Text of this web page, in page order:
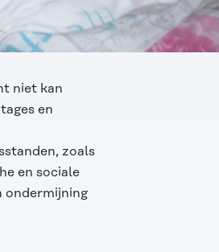
niet kan
en
zoals
en sociale
ondermijning